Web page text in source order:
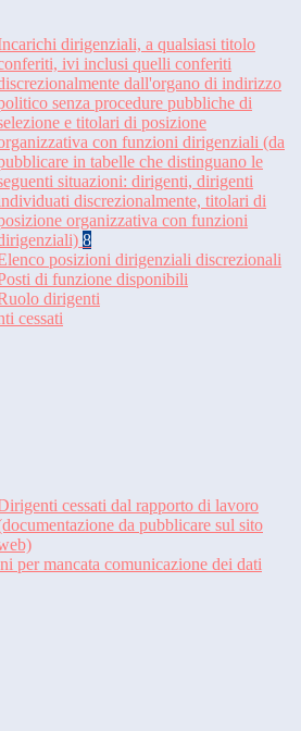
dirigenziali, a qualsiasi titolo
ivi inclusi quelli conferiti
dall'organo di indirizzo
senza procedure pubbliche di
e titolari di posizione
con funzioni dirigenziali (da
in tabelle che distinguano le
situazioni: dirigenti, dirigenti
discrezionalmente, titolari di
organizzativa con funzioni
8
posizioni dirigenziali discrezionali
di funzione disponibili
dirigenti
cessati
cessati dal rapporto di lavoro
da pubblicare sul sito
per mancata comunicazione dei dati